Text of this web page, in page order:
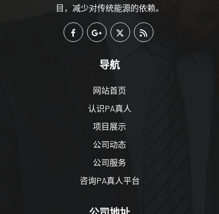
目，减少对传统能源的依赖。
导航
网站首页
认识PA真人
项目展示
公司动态
公司服务
咨询PA真人平台